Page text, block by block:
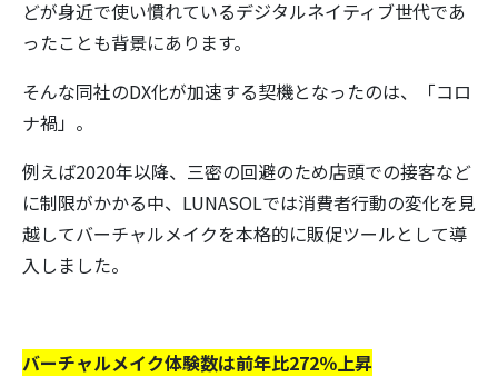
どが身近で使い慣れているデジタルネイティブ世代であ
ったことも背景にあります。
そんな同社のDX化が加速する契機となったのは、「コロ
ナ禍」。
例えば2020年以降、三密の回避のため店頭での接客など
に制限がかかる中、LUNASOLでは消費者行動の変化を見
越してバーチャルメイクを本格的に販促ツールとして導
入しました。
バーチャルメイク体験数は前年比272％上昇